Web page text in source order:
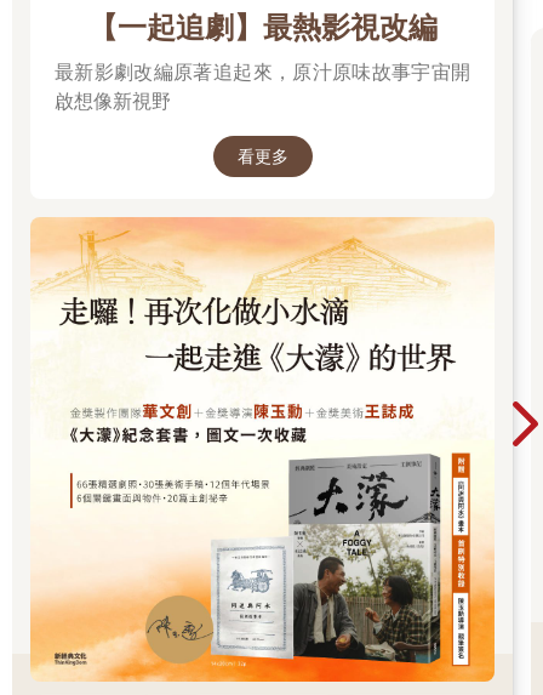
前兩天赴外地演講，由於場地較大，我擔心大夥兒聽不清楚，咬
字發聲特別用力，似乎傷了聲帶。回台北的路上，置身於乾燥的
高鐵車廂內，喉嚨開始怪怪的，像是有什麼哽在喉間，嚥不下也
吐不出。到了夜裡，睡夢中隱約感到喉嚨有點痛，半夜醒來，心
息一兩天，少講點話，就會沒事。
停，難道是感冒了？感冒沒有特效藥，只能多休息，好好保養。
結果，休息了兩天，少開口，不吃酸辣之物，慢慢便不咳了。好
在並不是傷風感冒，真要染上感冒，那可得拖上好一陣子。慶幸
銀耳、枸杞和桂圓乾統統是我喜愛的食材，家中常備，其中銀耳
潤肺，枸杞安神，桂圓乾則養心補血，只是吃太多會「上火」，
但我實在喜歡，就任性地加了一點，意思意思。我知道一般做法
還會加點紅棗，家中不巧沒有存貨，又懶得為此出門採買，加上
我對紅棗之味並無偏好，就省略不加。
我的銀耳和枸杞購自主婦聯盟消費合作社，雖不見得是台灣土
產，但貨源和品質經過監督、掌控，吃起來還是比較安心。桂圓
乾（龍眼乾）則是前一陣子去老街晃蕩，行經「大稻埕259」農學
園時順便買的。一盒足足有一台斤（六百公克）重，來自台南東
山，由於採古法柴燒燻焙，有股天然的煙燻味，特別香甜，我不
【一起追劇】最熱影視改編
最新影劇改編原著追起來，原汁原味故事宇宙開
啟想像新視野
看更多